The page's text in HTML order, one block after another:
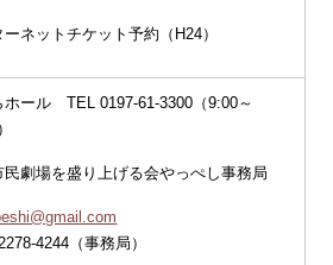
ーネットチケット予約（H24）
ホール TEL 0197-61-3300（9:00～
民劇場を盛り上げる会やっぺし事務局
4244（事務局）